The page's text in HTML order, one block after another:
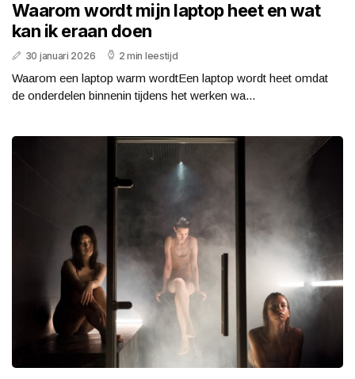
Waarom wordt mijn laptop heet en wat
kan ik eraan doen
30 januari 2026 2 min leestijd
Waarom een laptop warm wordtEen laptop wordt heet omdat
de onderdelen binnenin tijdens het werken wa...